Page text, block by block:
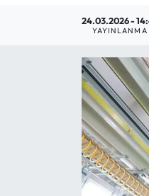
24.03.2026 -
YAYINLANMA